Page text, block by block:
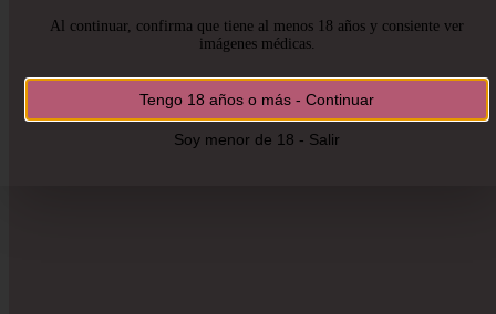
Al continuar, confirma que tiene al menos 18 años y consiente ver
imágenes médicas.
Tengo 18 años o más - Continuar
Soy menor de 18 - Salir